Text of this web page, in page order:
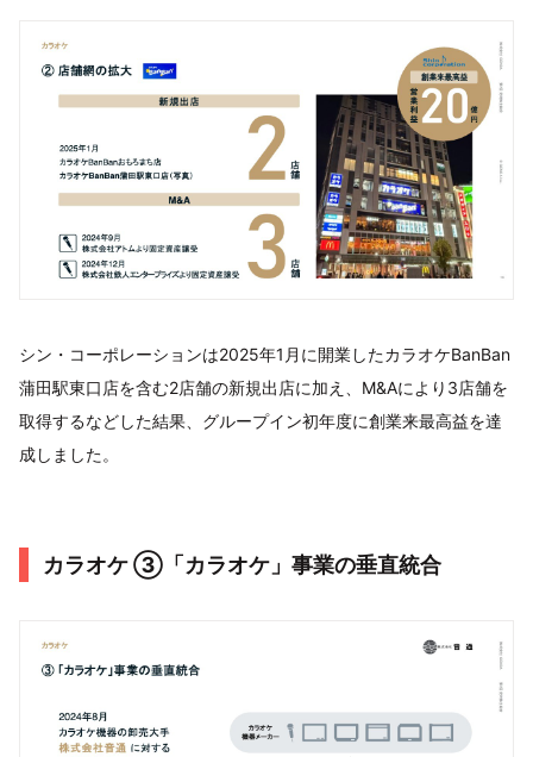
シン・コーポレーションは2025年1月に開業したカラオケBanBan
蒲田駅東口店を含む2店舗の新規出店に加え、M&Aにより3店舗を
取得するなどした結果、グループイン初年度に創業来最高益を達
成しました。
カラオケ ③「カラオケ」事業の垂直統合